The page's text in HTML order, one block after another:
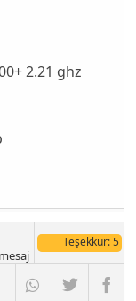
2.21 ghz
Teşekkür: 5